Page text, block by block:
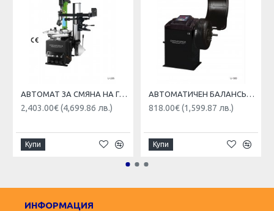
АВТОМАТ ЗА СМЯНА НА ГУМИ ЗА ДЖАНТИ С РАМО RockForce , U226
2,403.00€ (4,699.86 лв.)
Купи
АВТОМАТИЧЕН БАЛАНСЬОР НА ГУМИ ROCKFORCE RF-U-500
818.00€ (1,599.87 лв.)
Купи
ИНФОРМАЦИЯ